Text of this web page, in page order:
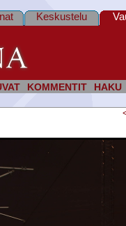
KOMMENTIT HAKU
Keskustelu